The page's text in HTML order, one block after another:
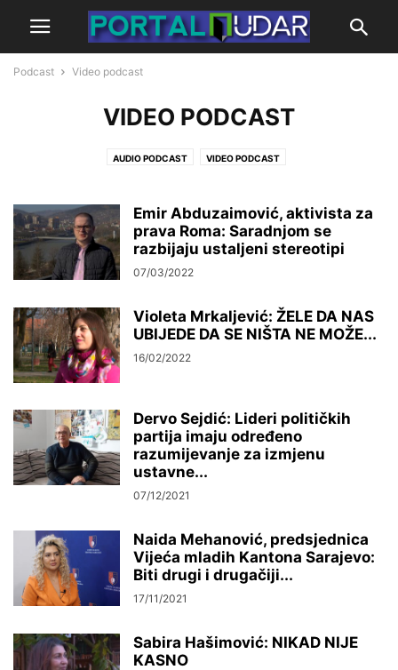
Podcast Video podcast
VIDEO PODCAST
AUDIO PODCAST VIDEO PODCAST
Emir Abduzaimović, aktivista za
prava Roma: Saradnjom se
razbijaju ustaljeni stereotipi
07/03/2022
Violeta Mrkaljević: ŽELE DA NAS
UBIJEDE DA SE NIŠTA NE MOŽE...
16/02/2022
Dervo Sejdić: Lideri političkih
partija imaju određeno
razumijevanje za izmjenu
ustavne...
07/12/2021
Naida Mehanović, predsjednica
Vijeća mladih Kantona Sarajevo:
Biti drugi i drugačiji...
17/11/2021
Sabira Hašimović: NIKAD NIJE
KASNO